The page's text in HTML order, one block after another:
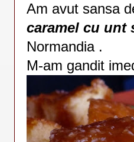
Am avut sansa
caramel cu unt
Normandia .
M-am gandit